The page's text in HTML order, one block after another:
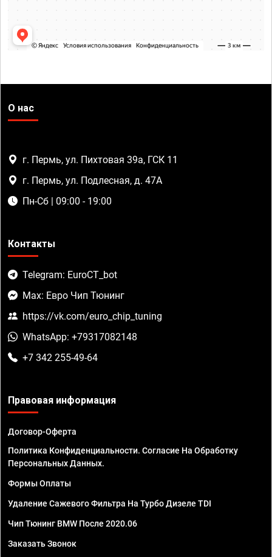
О нас
г. Пермь, ул. Пихтовая 39а, ГСК 11
г. Пермь, ул. Подлесная, д. 47А
Пн-Сб | 09:00 - 19:00
Контакты
Telegram: EuroCT_bot
Max: Евро Чип Тюнинг
https://vk.com/euro_chip_tuning
WhatsApp: +79317082148
+7 342 255-49-64
Правовая информация
Договор-Оферта
Политика Конфиденциальности. Согласие На Обработку
Персональных Данных.
Формы Оплаты
Удаление Сажевого Фильтра На Турбо Дизеле TDI
Чип Тюнинг BMW После 2020.06
Заказать Звонок